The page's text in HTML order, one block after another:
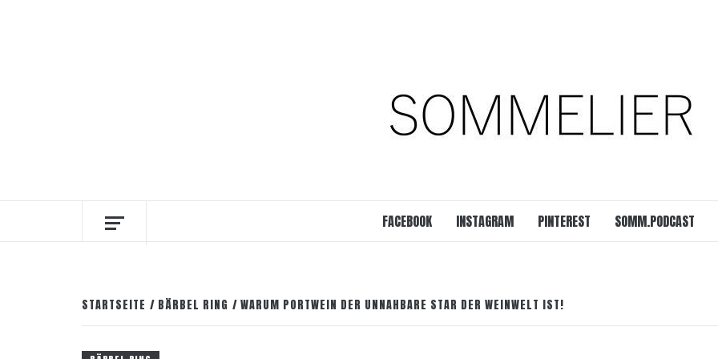
FACEBOOK INSTAGRAM PINTEREST SOMM.PODCAST
STARTSEITE BÄRBEL RING WARUM PORTWEIN DER UNNAHBARE STAR DER WEINWELT IST!